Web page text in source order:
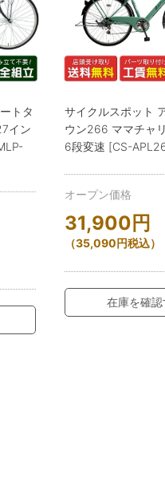
トタ
イン
サイクルスポット
ウン266 ママチャ
6段変速 [CS-
オープン価格
31,900 円
（35,090円税込）
在庫を確認